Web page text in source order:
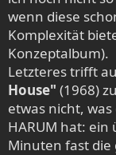
wenn diese
Komplexität
Konzeptalbum).
Letzteres trifft
House" (1968)
etwas nicht, was
HARUM hat: ein
Minuten fast die